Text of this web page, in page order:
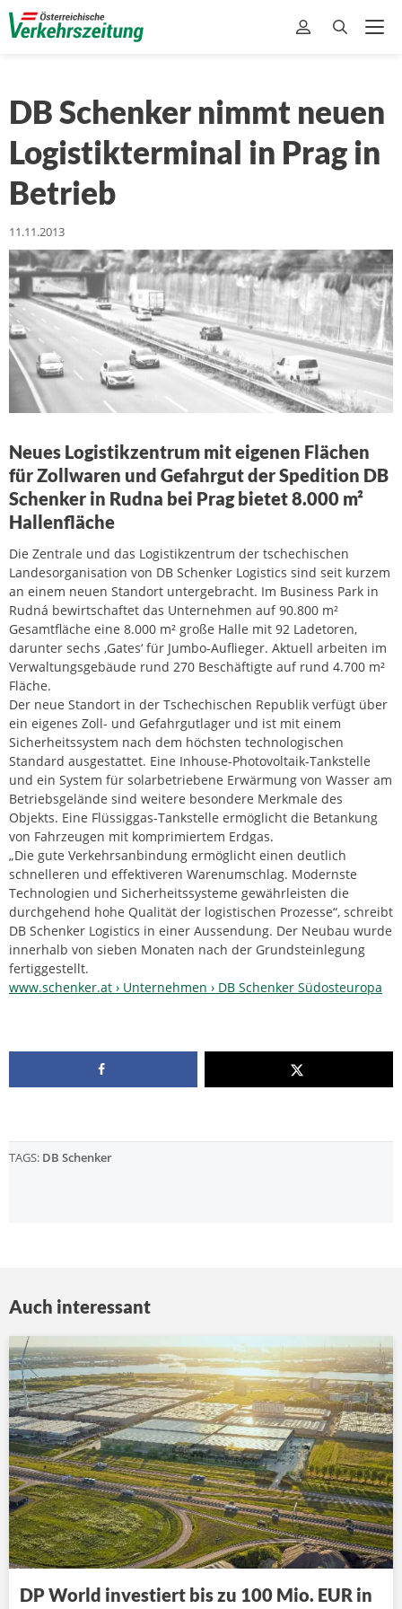
DB Schenker nimmt neuen
Logistikterminal in Prag in
Betrieb
11.11.2013
Neues Logistikzentrum mit eigenen Flächen
für Zollwaren und Gefahrgut der Spedition DB
Schenker in Rudna bei Prag bietet 8.000 m²
Hallenfläche
Die Zentrale und das Logistikzentrum der tschechischen
Landesorganisation von DB Schenker Logistics sind seit kurzem
an einem neuen Standort untergebracht. Im Business Park in
Rudná bewirtschaftet das Unternehmen auf 90.800 m²
Gesamtfläche eine 8.000 m² große Halle mit 92 Ladetoren,
darunter sechs ‚Gates‘ für Jumbo-Auflieger. Aktuell arbeiten im
Verwaltungsgebäude rund 270 Beschäftigte auf rund 4.700 m²
Fläche.
Der neue Standort in der Tschechischen Republik verfügt über
ein eigenes Zoll- und Gefahrgutlager und ist mit einem
Sicherheitssystem nach dem höchsten technologischen
Standard ausgestattet. Eine Inhouse-Photovoltaik-Tankstelle
und ein System für solarbetriebene Erwärmung von Wasser am
Betriebsgelände sind weitere besondere Merkmale des
Objekts. Eine Flüssiggas-Tankstelle ermöglicht die Betankung
von Fahrzeugen mit komprimiertem Erdgas.
„Die gute Verkehrsanbindung ermöglicht einen deutlich
schnelleren und effektiveren Warenumschlag. Modernste
Technologien und Sicherheitssysteme gewährleisten die
durchgehend hohe Qualität der logistischen Prozesse“, schreibt
DB Schenker Logistics in einer Aussendung. Der Neubau wurde
innerhalb von sieben Monaten nach der Grundsteinlegung
fertiggestellt.
www.schenker.at › Unternehmen › DB Schenker Südosteuropa‎
TAGS: DB Schenker
Auch interessant
DP World investiert bis zu 100 Mio. EUR in